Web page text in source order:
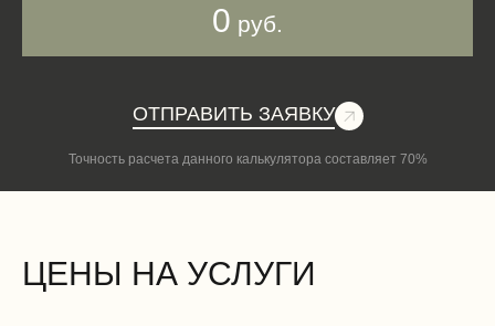
0 руб.
ОТПРАВИТЬ ЗАЯВКУ
Точность расчета данного калькулятора составляет 70%
ЦЕНЫ НА УСЛУГИ